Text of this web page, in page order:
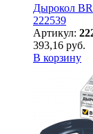
Дырокол
222539
Артикул:
393,16 руб.
В корзину